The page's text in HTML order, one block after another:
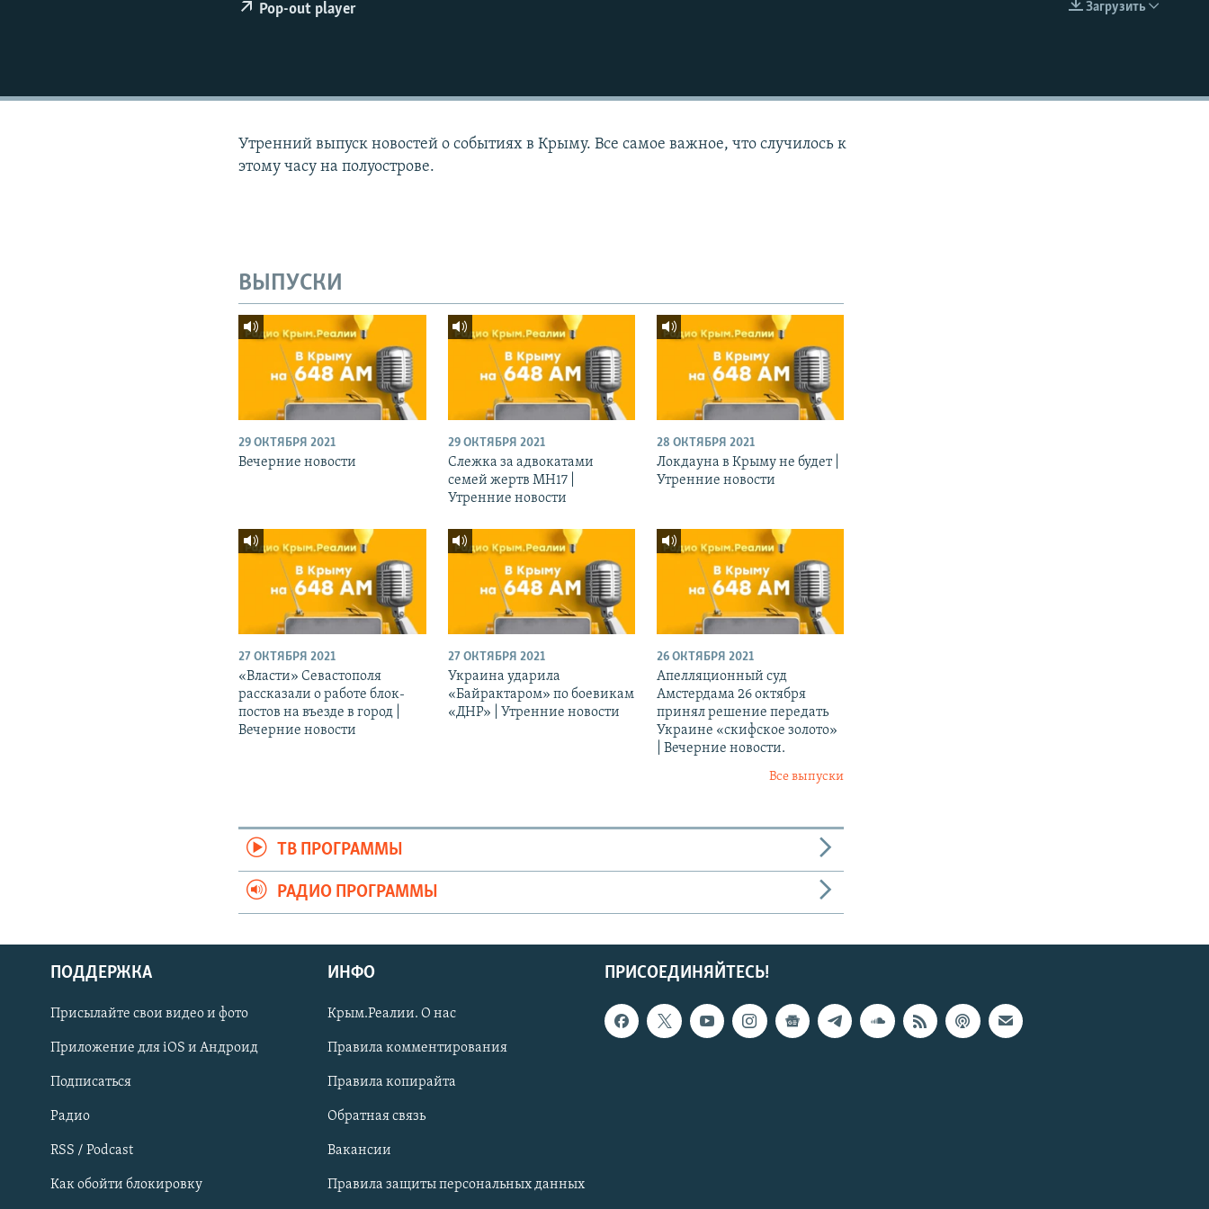
УКРАИНСКАЯ ПРОБЛЕМА КРЫМА
Українською
Qırımtatar
ПРИСОЕДИНЯЙТЕСЬ!
EMBED
Загрузить
Pop-out player
Утренний выпуск новостей о событиях в Крыму. Все самое важное, что случилось к
этому часу на полуострове.
ВЫПУСКИ
29 ОКТЯБРЯ 2021
Вечерние новости
29 ОКТЯБРЯ 2021
Слежка за адвокатами
семей жертв МН17 |
Утренние новости
28 ОКТЯБРЯ 2021
Локдауна в Крыму не будет |
Утренние новости
27 ОКТЯБРЯ 2021
«Власти» Севастополя
рассказали о работе блок-
постов на въезде в город |
Вечерние новости
27 ОКТЯБРЯ 2021
Украина ударила
«Байрактаром» по боевикам
«ДНР» | Утренние новости
26 ОКТЯБРЯ 2021
Апелляционный суд
Амстердама 26 октября
принял решение передать
Украине «скифское золото»
| Вечерние новости.
Все выпуски
ТВ ПРОГРАММЫ
РАДИО ПРОГРАММЫ
ПРИСОЕДИНЯЙТЕСЬ!
ПОДДЕРЖКА
Присылайте свои видео и фото
Приложение для iOS и Андроид
Подписаться
Радио
RSS / Podcast
Как обойти блокировку
ИНФО
Крым.Реалии. О нас
Правила комментирования
Правила копирайта
Обратная связь
Вакансии
Правила защиты персональных данных